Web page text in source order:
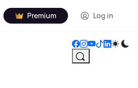
Premium Log in